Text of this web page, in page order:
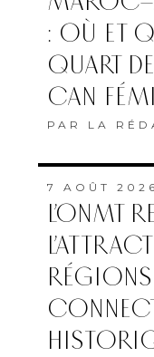
: OÙ ET
QUART
CAN
PAR LA
7 AOÛT 2026
L’ONMT